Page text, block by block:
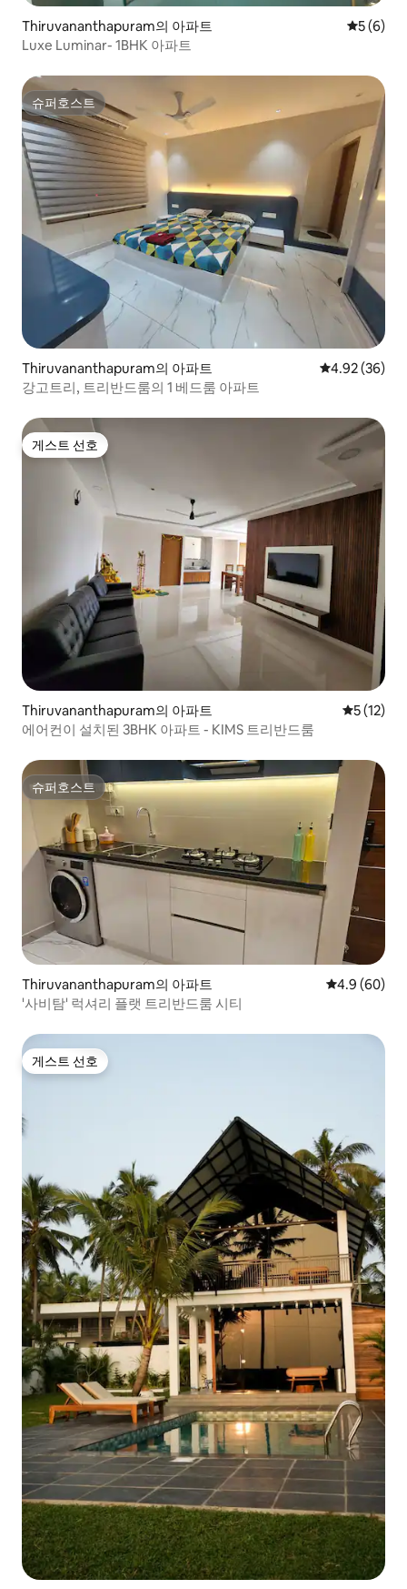
Thiruvananthapuram의 아파트 평점 5점
5 (6)
Luxe Luminar- 1BHK 아파트
슈퍼호스트
슈퍼호스트
Thiruvananthapuram의 아파트 평점 4.92점(5
4.92 (36)
강고트리, 트리반드룸의 1 베드룸 아파트
게스트 선호
게스트 선호
Thiruvananthapuram의 아파트 평점 5점
5 (12)
에어컨이 설치된 3BHK 아파트 - KIMS 트리반드룸
슈퍼호스트
슈퍼호스트
Thiruvananthapuram의 아파트 평점 4.9점(5
4.9 (60)
'사비탐' 럭셔리 플랫 트리반드룸 시티
게스트 선호
게스트 선호